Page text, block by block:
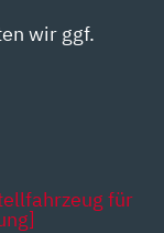
wir ggf.
für